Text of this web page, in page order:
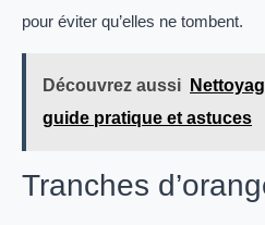
pour éviter qu’elles ne tombent.
Découvrez aussi
guide pratique et astuces
Tranches